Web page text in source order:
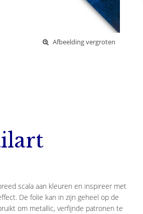
Afbeelding vergroten
scala aan kleuren en inspireer met
De folie kan in zijn geheel op de
om metallic, verfijnde patronen te